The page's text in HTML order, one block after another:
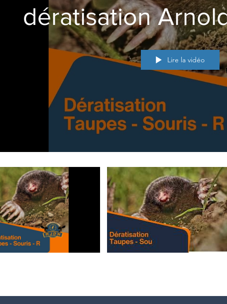
dératisation
Lire la vidéo